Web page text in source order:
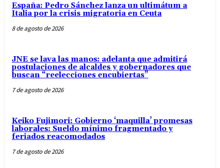
España: Pedro Sánchez lanza un ultimátum a
Italia por la crisis migratoria en Ceuta
8 de agosto de 2026
JNE se lava las manos: adelanta que admitirá
postulaciones de alcaldes y gobernadores que
buscan “reelecciones encubiertas”
7 de agosto de 2026
Keiko Fujimori: Gobierno ‘maquilla’ promesas
laborales: Sueldo mínimo fragmentado y
feriados reacomodados
7 de agosto de 2026